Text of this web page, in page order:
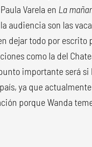
Varela en La
audiencia son las
dejar todo por escrito
como la del
importante será si
ya que
porque Wanda